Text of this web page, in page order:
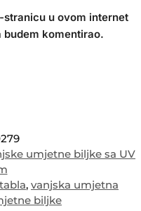
u ovom internet
budem komentirao.
umjetne biljke sa UV
, vanjska umjetna
biljke